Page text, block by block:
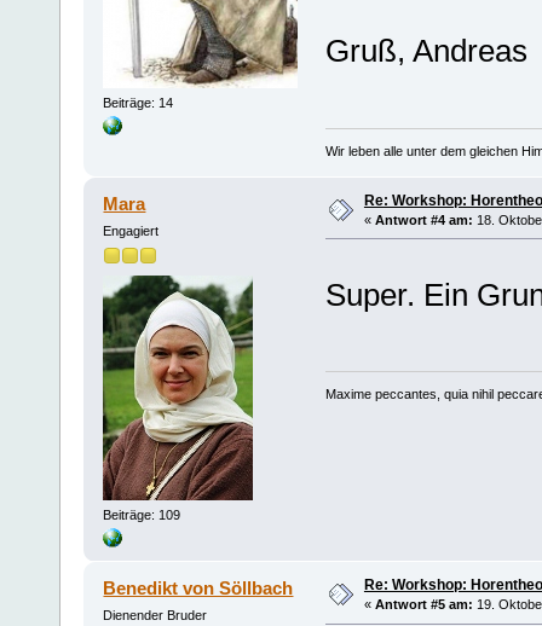
Beiträge: 14
Gruß, Andreas
Wir leben alle unter dem gleichen
Mara
Engagiert
Beiträge: 109
Re: Workshop:
« Antwort #4 am: 18.
Super. Ein
Maxime peccantes, quia nihil
Benedikt von Söllbach
Dienender Bruder
Re: Workshop:
« Antwort #5 am: 19.